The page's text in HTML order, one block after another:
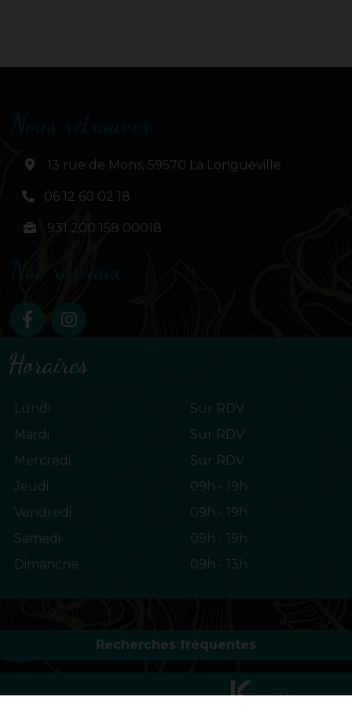
13 rue de Mons, 59570 La Longueville
06 12 60 02 18
931 200 158 00018
Horaires
Lundi
Sur RDV
Mardi
Sur RDV
Mercredi
Sur RDV
Jeudi
09h - 19h
Vendredi
09h - 19h
Samedi
09h - 19h
Dimanche
09h - 13h
Recherches fréquentes
Mentions légales Gestion des cookies